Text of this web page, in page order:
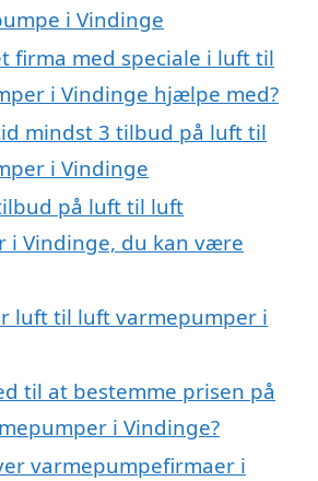
i Vindinge
firma med speciale i luft til
i Vindinge hjælpe med?
mindst 3 tilbud på luft til
i Vindinge
på luft til luft
i Vindinge, du kan være
luft til luft varmepumper i
til at bestemme prisen på
i Vindinge?
varmepumpefirmaer i